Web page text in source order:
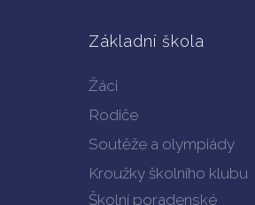
Základní škola
Žáci
Rodiče
Soutěže a olympiády
Kroužky školního klubu
Školní poradenské